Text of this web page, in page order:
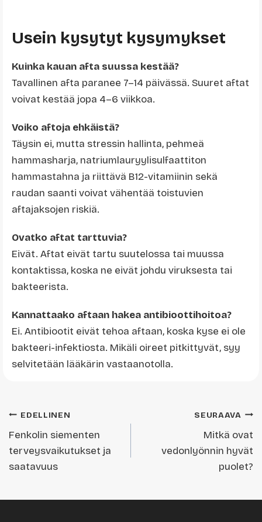
Usein kysytyt kysymykset
Kuinka kauan afta suussa kestää?
Tavallinen afta paranee 7–14 päivässä. Suuret aftat
voivat kestää jopa 4–6 viikkoa.
Voiko aftoja ehkäistä?
Täysin ei, mutta stressin hallinta, pehmeä
hammasharja, natriumlauryylisulfaattiton
hammastahna ja riittävä B12-vitamiinin sekä
raudan saanti voivat vähentää toistuvien
aftajaksojen riskiä.
Ovatko aftat tarttuvia?
Eivät. Aftat eivät tartu suutelossa tai muussa
kontaktissa, koska ne eivät johdu viruksesta tai
bakteerista.
Kannattaako aftaan hakea antibioottihoitoa?
Ei. Antibiootit eivät tehoa aftaan, koska kyse ei ole
bakteeri-infektiosta. Mikäli oireet pitkittyvät, syy
selvitetään lääkärin vastaanotolla.
Artikkelien
selaus
EDELLINEN
Fenkolin siementen
terveysvaikutukset ja
saatavuus
SEURAAVA
Mitkä ovat
vedonlyönnin hyvät
puolet?